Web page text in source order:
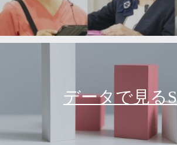
データで見る